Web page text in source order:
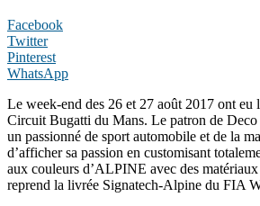
Facebook
Twitter
Pinterest
WhatsApp
Le week-end des 26 et 27 août 2017 ont eu
Circuit Bugatti du Mans. Le patron de
un passionné de sport automobile et de la
d’afficher sa passion en customisant
aux couleurs d’ALPINE avec des
reprend la livrée Signatech-Alpine du FIA